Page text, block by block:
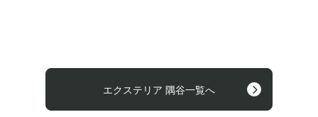
エクステリア 隅谷一覧へ